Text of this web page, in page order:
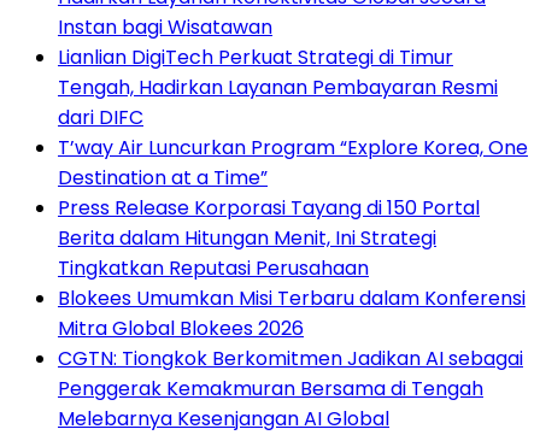
Instan bagi Wisatawan
Lianlian DigiTech Perkuat Strategi di Timur
Tengah, Hadirkan Layanan Pembayaran Resmi
dari DIFC
T’way Air Luncurkan Program “Explore Korea, One
Destination at a Time”
Press Release Korporasi Tayang di 150 Portal
Berita dalam Hitungan Menit, Ini Strategi
Tingkatkan Reputasi Perusahaan
Blokees Umumkan Misi Terbaru dalam Konferensi
Mitra Global Blokees 2026
CGTN: Tiongkok Berkomitmen Jadikan AI sebagai
Penggerak Kemakmuran Bersama di Tengah
Melebarnya Kesenjangan AI Global